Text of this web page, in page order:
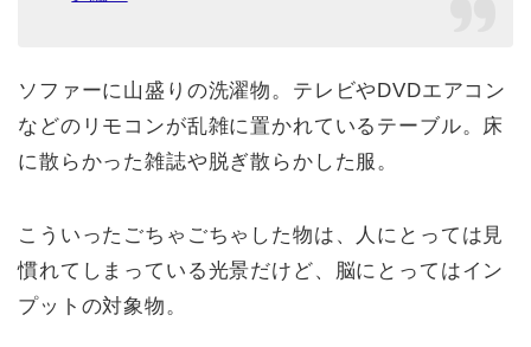
ソファーに山盛りの洗濯物。テレビやDVDエアコン
などのリモコンが乱雑に置かれているテーブル。床
に散らかった雑誌や脱ぎ散らかした服。
こういったごちゃごちゃした物は、人にとっては見
慣れてしまっている光景だけど、脳にとってはイン
プットの対象物。